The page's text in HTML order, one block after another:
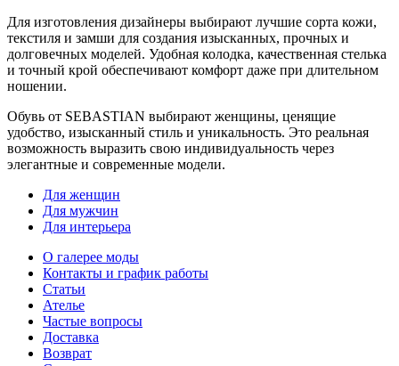
Для изготовления дизайнеры выбирают лучшие сорта кожи,
текстиля и замши для создания изысканных, прочных и
долговечных моделей. Удобная колодка, качественная стелька
и точный крой обеспечивают комфорт даже при длительном
ношении.
Обувь от SEBASTIAN выбирают женщины, ценящие
удобство, изысканный стиль и уникальность. Это реальная
возможность выразить свою индивидуальность через
элегантные и современные модели.
Для женщин
Для мужчин
Для интерьера
О галерее моды
Контакты и график работы
Статьи
Ателье
Частые вопросы
Доставка
Возврат